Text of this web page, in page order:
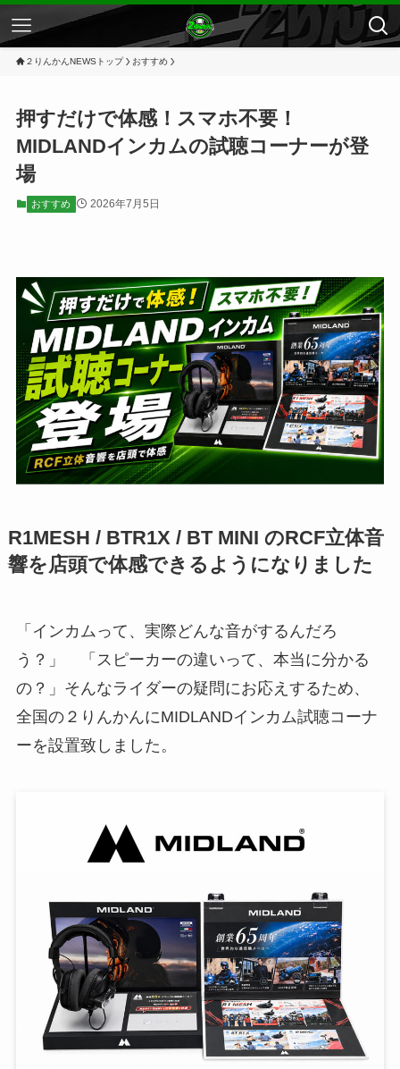
２りんかんNEWSトップ おすすめ
押すだけで体感！スマホ不要！
MIDLANDインカムの試聴コーナーが登
場
おすすめ 2026年7月5日
R1MESH / BTR1X / BT MINI のRCF立体音
響を店頭で体感できるようになりました
「インカムって、実際どんな音がするんだろ
う？」 「スピーカーの違いって、本当に分かる
の？」そんなライダーの疑問にお応えするため、
全国の２りんかんにMIDLANDインカム試聴コーナ
ーを設置致しました。